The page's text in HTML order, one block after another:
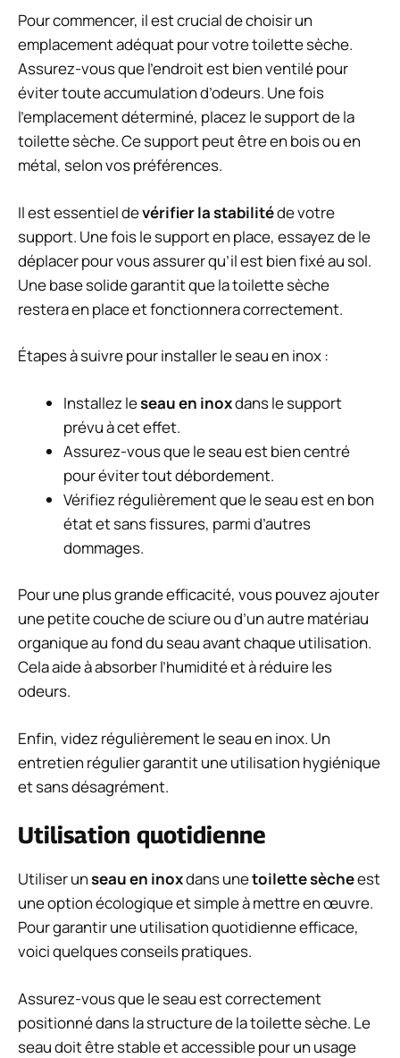
Pour commencer, il est crucial de choisir un
emplacement adéquat pour votre toilette sèche.
Assurez-vous que l’endroit est bien ventilé pour
éviter toute accumulation d’odeurs. Une fois
l’emplacement déterminé, placez le support de la
toilette sèche. Ce support peut être en bois ou en
métal, selon vos préférences.
Il est essentiel devérifier la stabilitéde votre
support. Une fois le support en place, essayez de le
déplacer pour vous assurer qu’il est bien fixé au sol.
Une base solide garantit que la toilette sèche
restera en place et fonctionnera correctement.
Étapes à suivre pour installer le seau en inox :
Installez leseau en inoxdans le support
prévu à cet effet.
Assurez-vous que le seau est bien centré
pour éviter tout débordement.
Vérifiez régulièrement que le seau est en bon
état et sans fissures, parmi d’autres
dommages.
Pour une plus grande efficacité, vous pouvez ajouter
une petite couche de sciure ou d’un autre matériau
organique au fond du seau avant chaque utilisation.
Cela aide à absorber l’humidité et à réduire les
odeurs.
Enfin, videz régulièrement le seau en inox. Un
entretien régulier garantit une utilisation hygiénique
et sans désagrément.
Utilisation quotidienne
Utiliser unseau en inoxdans unetoilette sècheest
une option écologique et simple à mettre en œuvre.
Pour garantir une utilisation quotidienne efficace,
voici quelques conseils pratiques.
Assurez-vous que le seau est correctement
positionné dans la structure de la toilette sèche. Le
seau doit être stable et accessible pour un usage